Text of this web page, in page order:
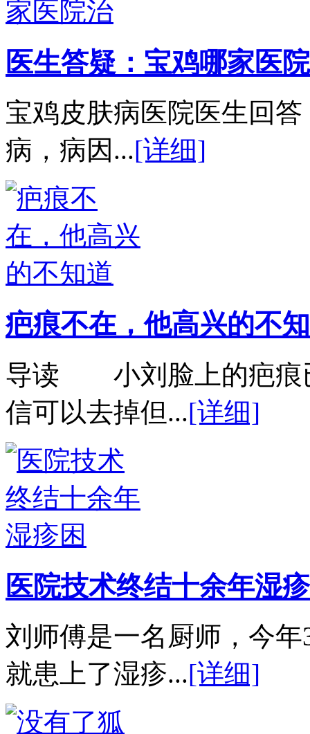
医生答疑：宝鸡哪家医
宝鸡皮肤病医院医生回
病，病因...[详细]
疤痕不在，他高兴的不
导读 小刘脸上的疤痕
信可以去掉但...[详细]
医院技术终结十余年湿
刘师傅是一名厨师，今
就患上了湿疹...[详细]